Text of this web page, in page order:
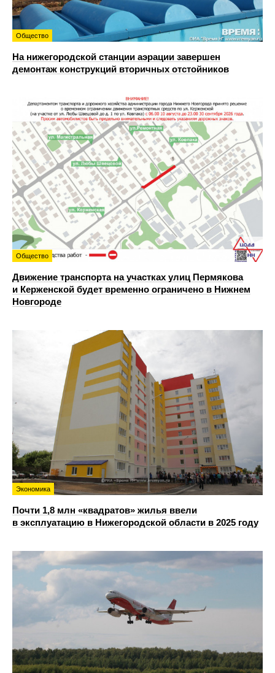
Общество
На нижегородской станции аэрации завершен
демонтаж конструкций вторичных отстойников
Общество
Движение транспорта на участках улиц Пермякова
и Керженской будет временно ограничено в Нижнем
Новгороде
Экономика
Почти 1,8 млн «квадратов» жилья ввели
в эксплуатацию в Нижегородской области в 2025 году